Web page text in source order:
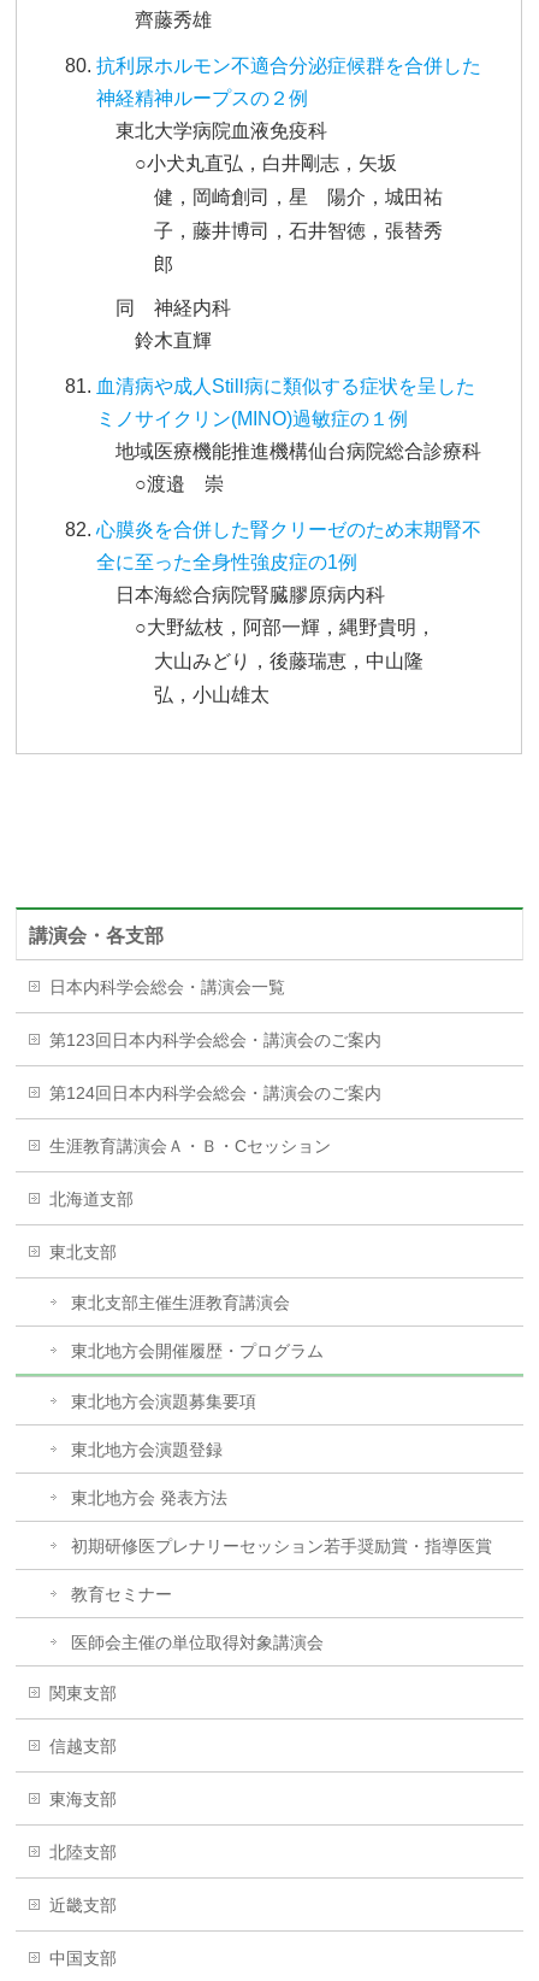
齊藤秀雄
抗利尿ホルモン不適合分泌症候群を合併した
神経精神ループスの２例
東北大学病院血液免疫科
○小犬丸直弘，白井剛志，矢坂
健，岡崎創司，星 陽介，城田祐
子，藤井博司，石井智徳，張替秀
郎
同 神経内科
鈴木直輝
血清病や成人Still病に類似する症状を呈した
ミノサイクリン(MINO)過敏症の１例
地域医療機能推進機構仙台病院総合診療科
○渡邉 崇
心膜炎を合併した腎クリーゼのため末期腎不
全に至った全身性強皮症の1例
日本海総合病院腎臓膠原病内科
○大野紘枝，阿部一輝，縄野貴明，
大山みどり，後藤瑞恵，中山隆
弘，小山雄太
講演会・各支部
日本内科学会総会・講演会一覧
第123回日本内科学会総会・講演会のご案内
第124回日本内科学会総会・講演会のご案内
生涯教育講演会Ａ・Ｂ・Cセッション
北海道支部
東北支部
東北支部主催生涯教育講演会
東北地方会開催履歴・プログラム
東北地方会演題募集要項
東北地方会演題登録
東北地方会 発表方法
初期研修医プレナリーセッション若手奨励賞・指導医賞
教育セミナー
医師会主催の単位取得対象講演会
関東支部
信越支部
東海支部
北陸支部
近畿支部
中国支部